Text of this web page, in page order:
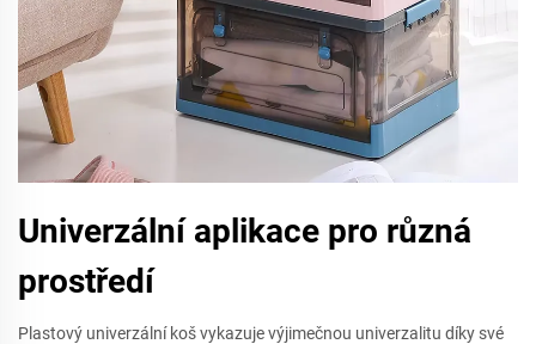
Univerzální aplikace pro různá
prostředí
Plastový univerzální koš vykazuje výjimečnou univerzalitu díky své